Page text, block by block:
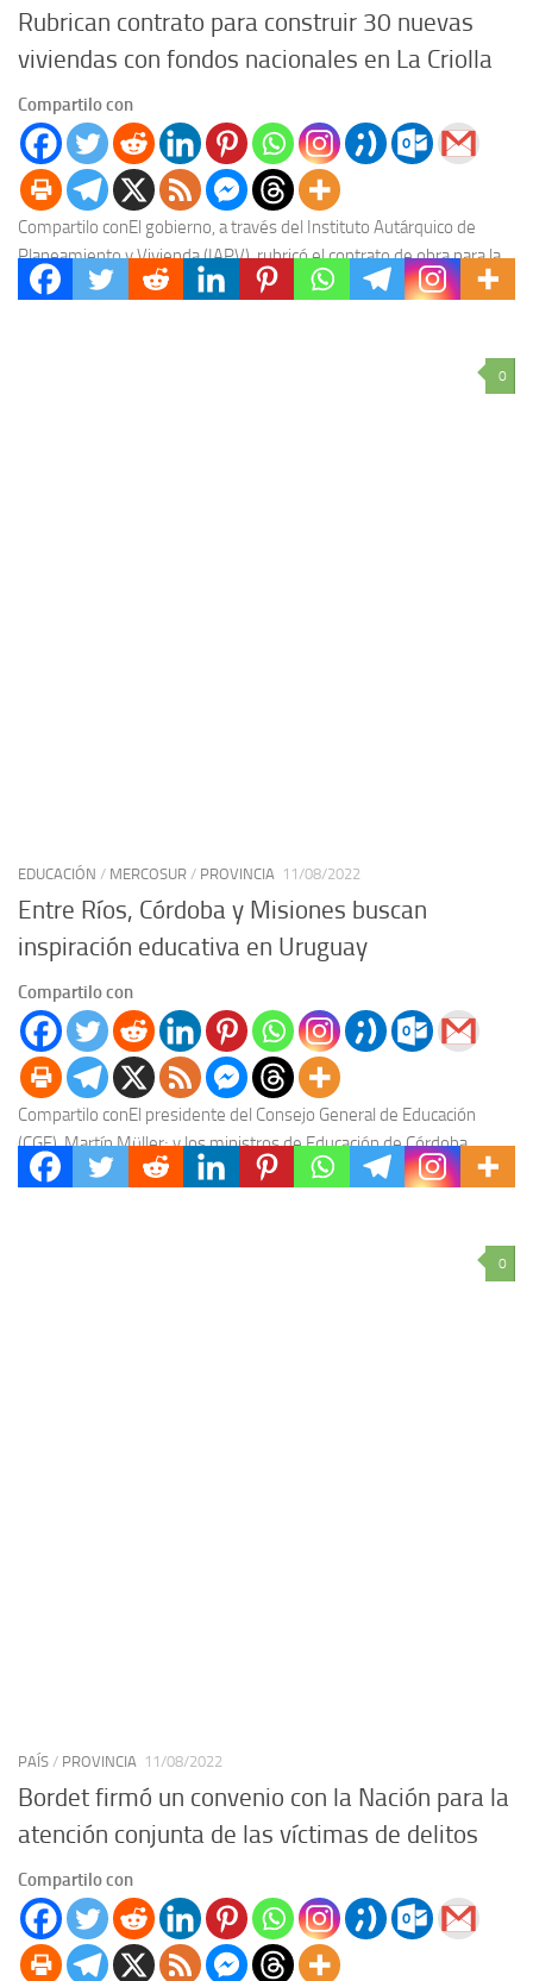
Rubrican contrato para construir 30 nuevas
viviendas con fondos nacionales en La Criolla
Compartilo con
Compartilo conEl gobierno, a través del Instituto Autárquico de
Planeamiento y Vivienda (IAPV), rubricó el contrato de obra para la
ejecución de 30 nuevas viviendas...
0
EDUCACIÓN / MERCOSUR / PROVINCIA 11/08/2022
Entre Ríos, Córdoba y Misiones buscan
inspiración educativa en Uruguay
Compartilo con
Compartilo conEl presidente del Consejo General de Educación
(CGE), Martín Müller; y los ministros de Educación de Córdoba,
Walter Grahovac; y de Misiones, Miguel Sedoff,...
0
PAÍS / PROVINCIA 11/08/2022
Bordet firmó un convenio con la Nación para la
atención conjunta de las víctimas de delitos
Compartilo con